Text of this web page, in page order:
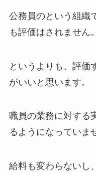
公務員のという組織
も評価はされません。
というよりも、評価
がいいと思います。
職員の業務に対する
るようになっていま
給料も変わらないし